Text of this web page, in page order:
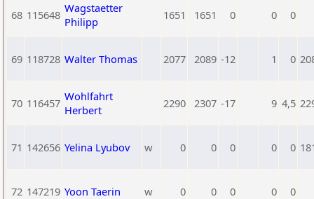
68 115648 Wagstaetter
Philipp
1651 1651 0 0 0
69 118728 Walter Thomas 2077 2089 -12 1 0
70 116457 Wohlfahrt
Herbert
2290 2307 -17 9 4,5
71 142656 Yelina Lyubov w 0 0 0 0 0
72 147219 Yoon Taerin w 0 0 0 0 0